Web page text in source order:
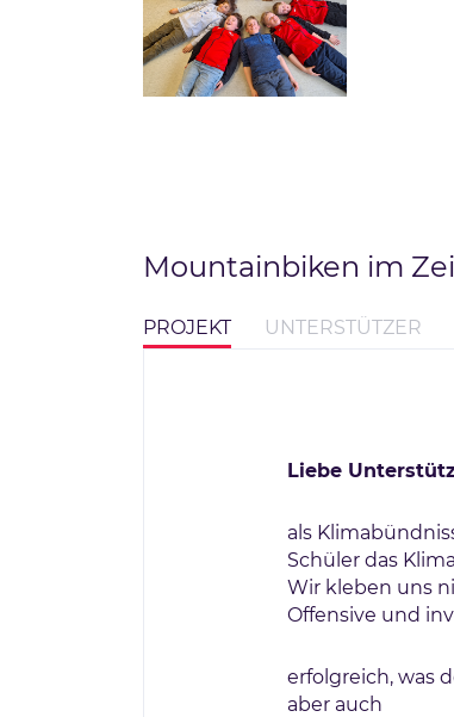
Mountainbiken im
PROJEKT UNTERSTÜTZER
Liebe
als
Schüler das
Wir kleben uns
Offensive und
erfolgreich, was
aber auch